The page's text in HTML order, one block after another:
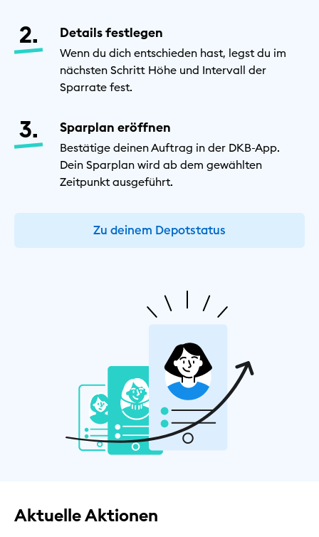
Details festlegen
Wenn du dich entschieden hast, legst du im
nächsten Schritt Höhe und Intervall der
Sparrate fest.
Sparplan eröffnen
Bestätige deinen Auftrag in der DKB-App.
Dein Sparplan wird ab dem gewählten
Zeitpunkt ausgeführt.
Zu deinem Depotstatus
Aktuelle Aktionen